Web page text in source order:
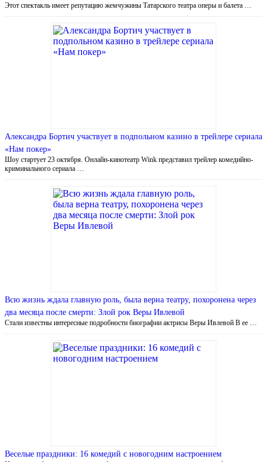
Этот спектакль имеет репутацию жемчужины Татарского театра оперы и балета …
Александра Бортич участвует в подпольном казино в трейлере сериала
«Нам покер»
Шоу стартует 23 октября. Онлайн-кинотеатр Wink представил трейлер комедийно-
криминального сериала …
Всю жизнь ждала главную роль, была верна театру, похоронена через
два месяца после смерти: Злой рок Веры Ивлевой
Стали известны интересные подробности биографии актрисы Веры Ивлевой В ее …
Веселые праздники: 16 комедий с новогодним настроением